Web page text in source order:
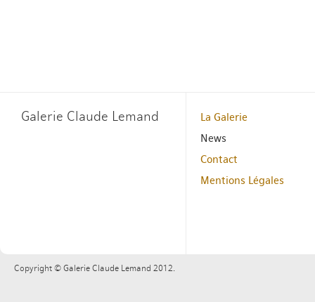
Galerie Claude Lemand
La Galerie
News
Contact
Mentions Légales
Copyright © Galerie Claude Lemand 2012.